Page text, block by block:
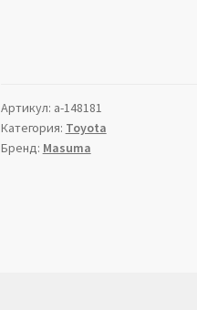
Артикул: a-148181
Категория: Toyota
Бренд: Masuma